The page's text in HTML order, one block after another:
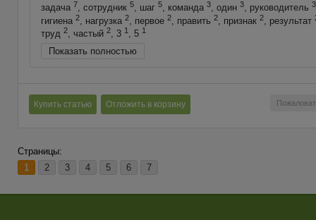
задача 7, сотрудник 5, шаг 5, команда 3, один 3, руководитель 3
гигиена 2, нагрузка 2, первое 2, править 2, признак 2, результат
труд 2, частый 2, 3 1, 5 1
Показать полностью
Купить статью Отложить в корзину
Страницы:
1
2 3 4 5 6 7